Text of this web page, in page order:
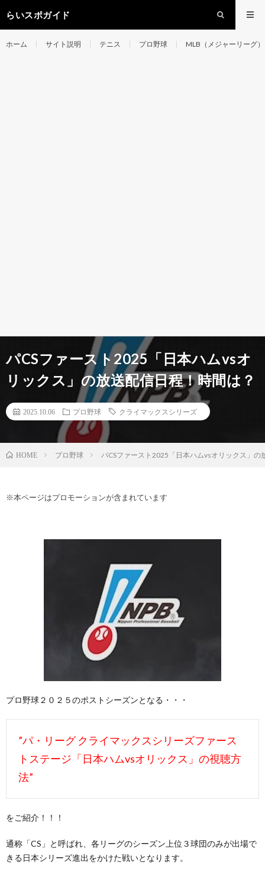
らいスポガイド
ホーム サイト説明 テニス プロ野球 MLB（メジャーリーグ）
パCSファースト2025「日本ハムvsオ
リックス」の放送配信日程！時間は？
2025.10.06 プロ野球 クライマックスシリーズ
HOME プロ野球 パCSファースト2025「日本ハムvsオリックス」の
※本ページはプロモーションが含まれています
プロ野球２０２５のポストシーズンとなる・・・
”パ・リーグ クライマックスシリーズファース
トステージ「日本ハムvsオリックス」の視聴方
法”
をご紹介！！！
通称「CS」と呼ばれ、各リーグのシーズン上位３球団のみが出場で
きる日本シリーズ進出をかけた戦いとなります。